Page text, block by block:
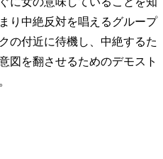
り中絶反対を唱えるグループ
の付近に待機し、中絶するた
図を翻させるためのデモスト